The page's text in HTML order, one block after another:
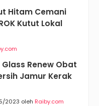
Hitam Cemani
Kutut Lokal
Glass Renew Obat
Jamur Kerak
2023 oleh Raiby.com